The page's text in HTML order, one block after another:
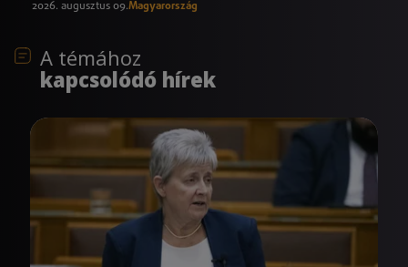
2026. augusztus 09.Magyarország
A témához
kapcsolódó hírek